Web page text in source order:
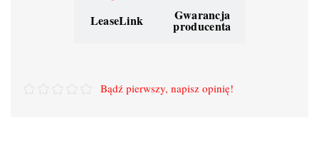
LeaseLink Gwarancja
producenta
Bądź pierwszy, napisz opinię!